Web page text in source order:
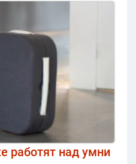
работят над умни